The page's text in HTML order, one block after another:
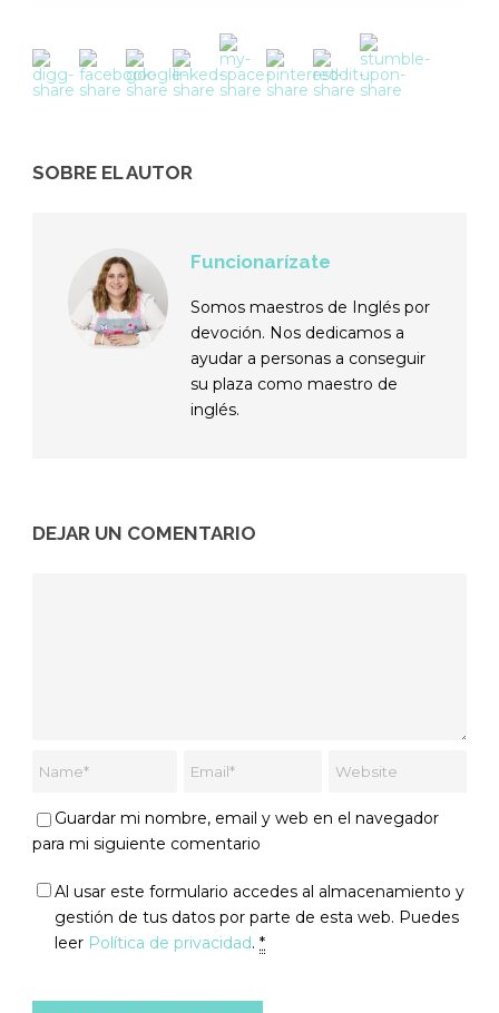
SOBRE EL AUTOR
Funcionarízate
Somos maestros de Inglés por
devoción. Nos dedicamos a
ayudar a personas a conseguir
su plaza como maestro de
inglés.
DEJAR UN COMENTARIO
Guardar mi nombre, email y web en el navegador
para mi siguiente comentario
Al usar este formulario accedes al almacenamiento y
gestión de tus datos por parte de esta web. Puedes
leer Política de privacidad. *